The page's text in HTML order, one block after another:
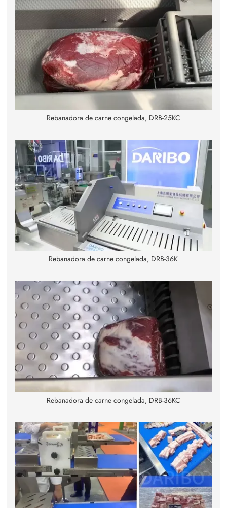
Rebanadora de carne congelada, DRB-25KC
Rebanadora de carne congelada, DRB-36K
Rebanadora de carne congelada, DRB-36KC